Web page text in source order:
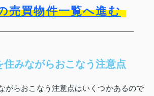
売買物件一覧へ進む
住みながらおこなう注意点
がらおこなう注意点はいくつかあるので